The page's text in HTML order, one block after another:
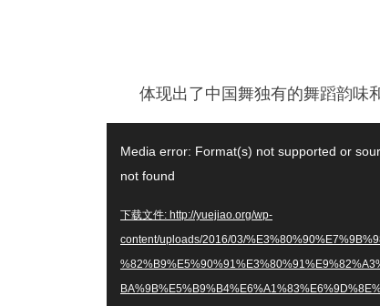
体现出了中国舞独有的舞蹈韵味
频
播
放
器
Media error: Format(s) not supported or
not found
下载文件: http://yuejiao.org/wp-
content/uploads/2016/03/